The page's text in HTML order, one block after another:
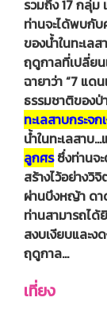
รวมถึง 17 กลุ่ม
ท่านจะได้พบกั
ของน้ำในทะเ
ฤดูกาลที่เปลี่ย
ฉายาว่า “7 แด
ธรรมชาติของ
ทะเลสาบกระจก
น้ำในทะเลสาบ…
ลูกศรซึ่งท่านจ
สร้างไว้อย่างวิ
ผ่านบึงหญ้า ดา
ท่านสามารถได้
สงบเงียบและง
ฤดูกาล…
เที่ยง